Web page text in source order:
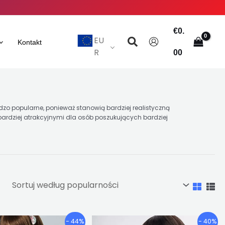
Kontakt
EU
R
Szukaj
€0.
00
popularne, ponieważ stanowią bardziej realistyczną
atrakcyjnymi dla osób poszukujących bardziej
- 44%
Przedział
Ten
- 40%
Przedział
Ten